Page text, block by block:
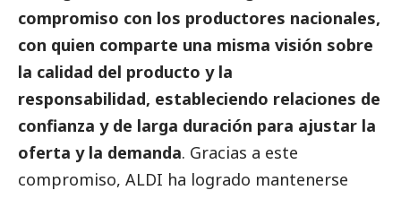
compromiso con los productores nacionales,
con quien comparte una misma visión sobre
la calidad del producto y la
responsabilidad, estableciendo relaciones de
confianza y de larga duración para ajustar la
oferta y la demanda. Gracias a este
compromiso, ALDI ha logrado mantenerse